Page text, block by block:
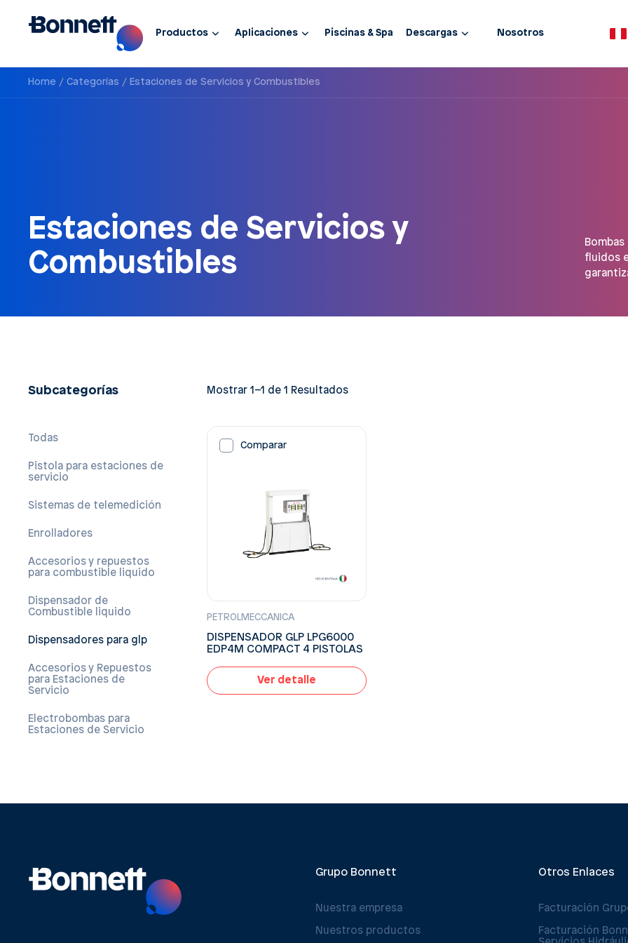
Productos Aplicaciones Piscinas & Spa Descargas Nosotros
Home Categorías Estaciones de Servicios y Combustibles
Estaciones de Servicios y
Combustibles
fluidos
Subcategorías
Todas
Pistola para estaciones de
servicio
Sistemas de telemedición
Enrolladores
Accesorios y repuestos
para combustible liquido
Dispensador de
Combustible liquido
Dispensadores para glp
Accesorios y Repuestos
para Estaciones de
Servicio
Electrobombas para
Estaciones de Servicio
Mostrar 1–1 de 1 Resultados
Comparar
PETROLMECCANICA
DISPENSADOR GLP LPG6000
EDP4M COMPACT 4 PISTOLAS
Ver detalle
Grupo Bonnett
Nuestra empresa
Nuestros productos
Otros Enlaces
Facturación
Facturación